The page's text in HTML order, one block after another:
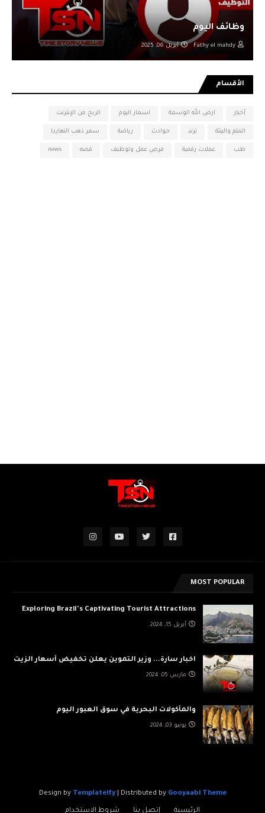
وظائف اليوم
Fathy el mahdy أبريل 06, 2025
الأقسام
أخبار ارض الله الوسعة اسعار اليوم الربح من الإنترنت
العلم والبيئة ترند حوادث رياضة سعر ذهب النهاردا
طب عملات رقمية فرص عمل وتوظيف قصه news
MOST POPULAR
Exploring Brazil's Captivating Tourist Attractions
أبريل 15, 2024
اخبار سارة... وزير التموين يعلن تخفيض أسعار الزيت
مارس 05, 2024
والمأكولات البحرية في سوق العبور اليوم
يونيو 03, 2024
Design by Templateify| Distributed by Gooyaabi Theme
الرئيسية إتصل بنا شروط الاستخدام